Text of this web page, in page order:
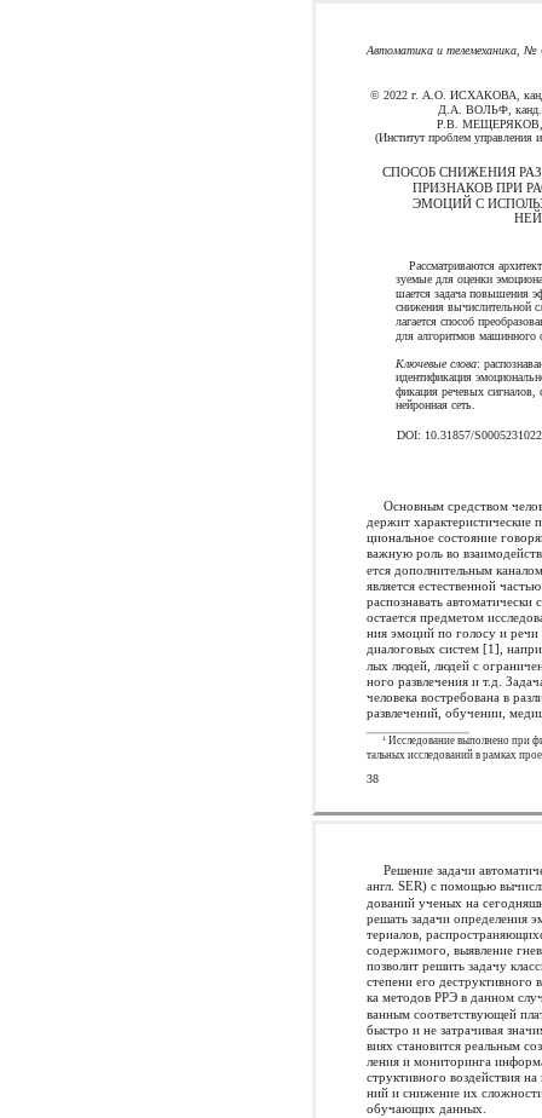
Автоматика и телемеханика, №
© 2022 г. А.О. ИСХАКОВА, канд.
Д.А. ВОЛЬФ, канд.
Р.В. МЕЩЕРЯКОВ, д-
(Институт проблем
СПОСОБ СНИЖЕНИЯ
ПРИЗНАКОВ ПРИ
ЭМОЦИЙ С
Рассматриваются
зуемые для оценки
шается задача повышения
снижения вычислительной
лагается способ
для алгоритмов машинного
Ключевые слова:
идентификация
фикация речевых сигналов,
нейронная сеть.
DOI: 10.31857/
Основным средством
держит
циональное состояние
важную роль во
ется дополнительным
является естественной
распознавать
остается предметом
ния эмоций по голосу и речи
диалоговых систем [1],
лых людей, людей с
ного развлечения и т.д.
человека востребована в
развлечений, обучении,
1Исследование выполнено при
тальных исследований в рамках
38
Решение задачи
англ. SER) с помощью
дований ученых на
решать задачи определения
териалов,
содержимого, выявление
позволит решить задачу
степени его деструктивного
ка методов РРЭ в данном
ванным соответствующей
быстро и не затрачивая
виях становится реальным
ления и мониторинга
структивного воздействия
ний и снижение их
обучающих данных.